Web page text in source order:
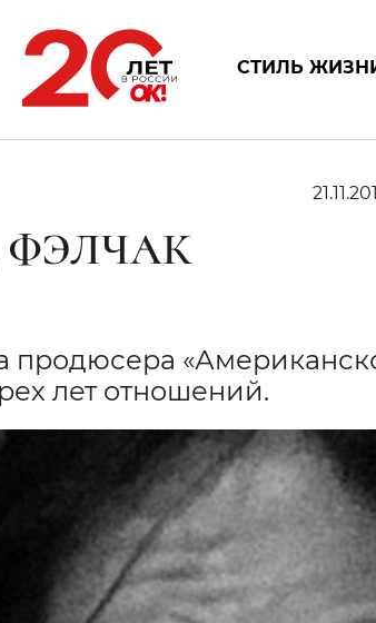
СТИЛЬ
ФЭЛЧАК
продюсера
лет отношений.